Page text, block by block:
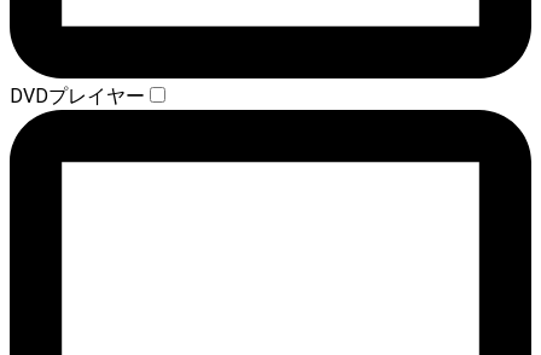
DVDプレイヤー